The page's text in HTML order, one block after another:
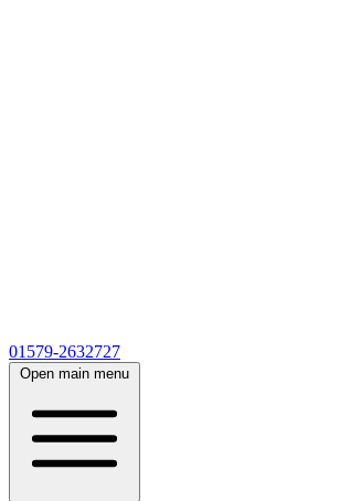
01579-2632727
Open main menu